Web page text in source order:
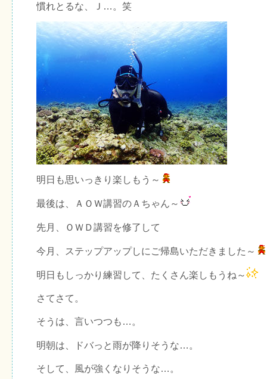
慣れとるな、Ｊ…。笑
明日も思いっきり楽しもう～
最後は、ＡＯＷ講習のＡちゃん～
先月、ＯＷＤ講習を修了して
今月、ステップアップしにご帰島いただきました～
明日もしっかり練習して、たくさん楽しもうね～
さてさて。
そうは、言いつつも…。
明朝は、ドバっと雨が降りそうな…。
そして、風が強くなりそうな…。